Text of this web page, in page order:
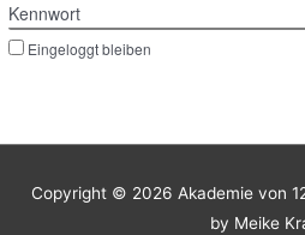
Kennwort
Eingeloggt bleiben
Copyright © 2026 Akademie von
by Meike